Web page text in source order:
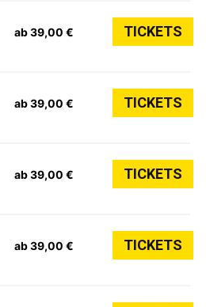
ab 39,00 € TICKETS
ab 39,00 € TICKETS
ab 39,00 € TICKETS
ab 39,00 € TICKETS